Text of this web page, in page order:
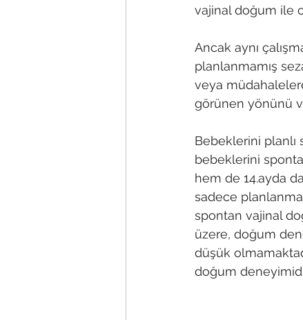
vajinal doğum ile
Ancak aynı
planlanmamış
veya
görünen yönünü
Bebeklerini planlı
bebeklerini
hem de 14.ayda
sadece
spontan vajinal
üzere, doğum
düşük
doğum